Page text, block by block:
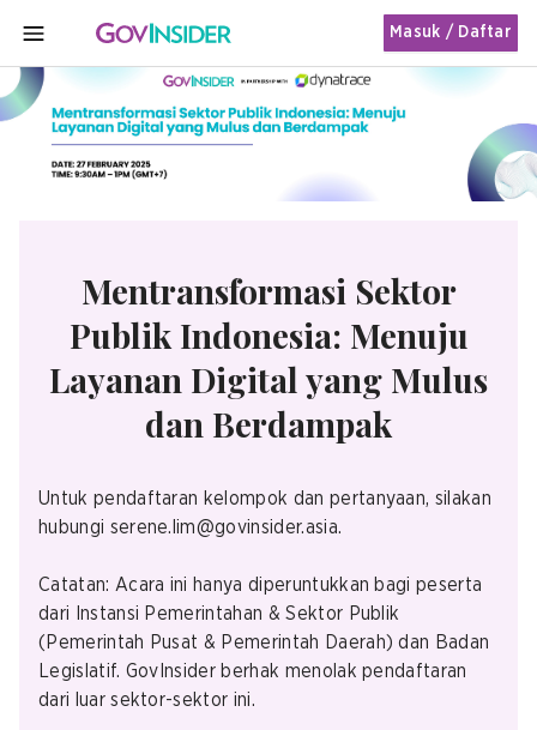
MENU
Masuk / Daftar
Mentransformasi Sektor
Publik Indonesia: Menuju
Layanan Digital yang Mulus
dan Berdampak
Untuk pendaftaran kelompok dan pertanyaan, silakan
hubungi serene.lim@govinsider.asia.
Catatan: Acara ini hanya diperuntukkan bagi peserta
dari Instansi Pemerintahan & Sektor Publik
(Pemerintah Pusat & Pemerintah Daerah) dan Badan
Legislatif. GovInsider berhak menolak pendaftaran
dari luar sektor-sektor ini.